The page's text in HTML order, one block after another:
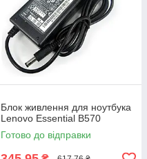
Блок живлення для ноутбука
Lenovo Essential B570
Готово до відправки